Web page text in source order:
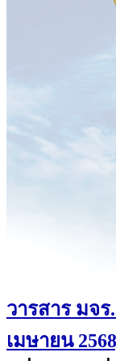
วารสาร มจ
เมษายน